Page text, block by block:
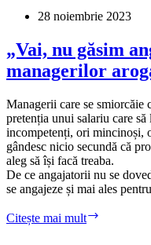
și
la
starea
de
a
28 noiembrie 2023
„Vai, nu găsim
managerilor
Managerii care se smiorcăie
pretenția unui salariu care
incompetenți, ori mincinoși,
gândesc nicio secundă că
aleg să își facă treaba.
De ce angajatorii nu se
se angajeze și mai ales
Citește mai mult